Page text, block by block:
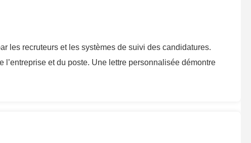
les recruteurs et les systèmes de suivi des candidatures.
et du poste. Une lettre personnalisée démontre